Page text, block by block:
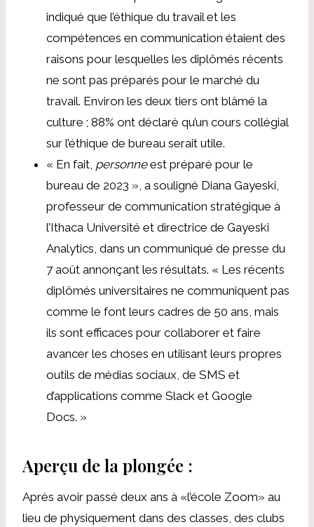
indiqué que l’éthique du travail et les
compétences en communication étaient des
raisons pour lesquelles les diplômés récents
ne sont pas préparés pour le marché du
travail. Environ les deux tiers ont blâmé la
culture ; 88% ont déclaré qu’un cours collégial
sur l’éthique de bureau serait utile.
« En fait, personneest préparé pour le
bureau de 2023 », a souligné Diana Gayeski,
professeur de communication stratégique à
l’Ithaca Université et directrice de Gayeski
Analytics, dans un communiqué de presse du
7 août annonçant les résultats. « Les récents
diplômés universitaires ne communiquent pas
comme le font leurs cadres de 50 ans, mais
ils sont efficaces pour collaborer et faire
avancer les choses en utilisant leurs propres
outils de médias sociaux, de SMS et
d’applications comme Slack et Google
Docs. »
Aperçu de la plongée :
Après avoir passé deux ans à «l’école Zoom» au
lieu de physiquement dans des classes, des clubs